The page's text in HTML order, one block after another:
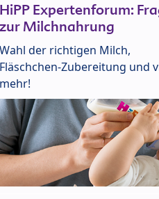
HiPP Expertenforum:
zur Milchnahrung
Wahl der richtigen Milch,
Fläschchen-Zubereitung und
mehr!